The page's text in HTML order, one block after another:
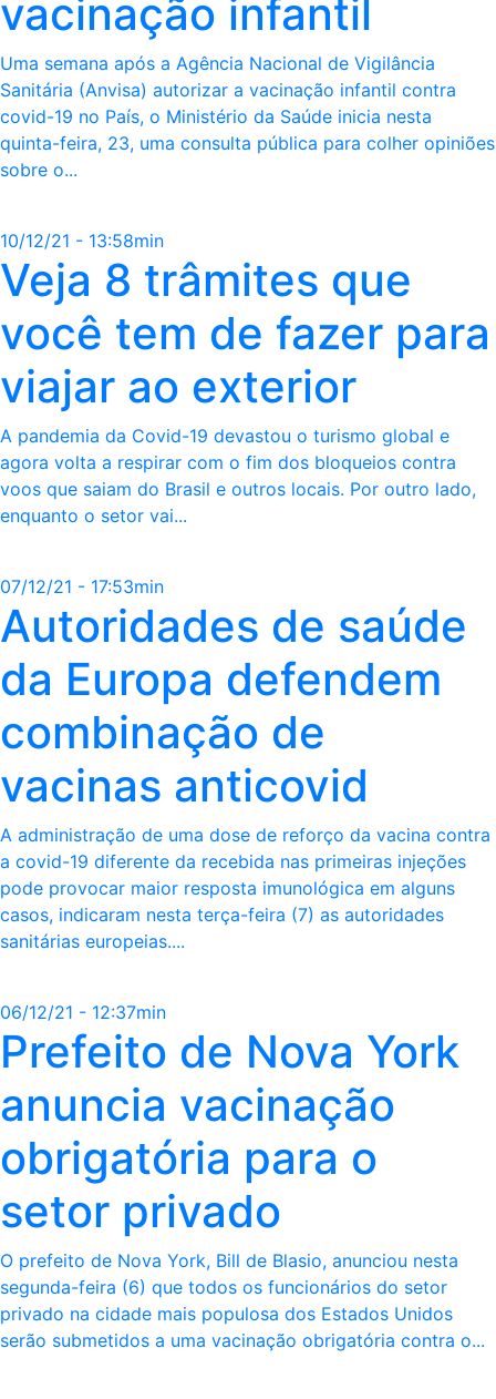
vacinação infantil
Uma semana após a Agência Nacional de Vigilância
Sanitária (Anvisa) autorizar a vacinação infantil contra
covid-19 no País, o Ministério da Saúde inicia nesta
quinta-feira, 23, uma consulta pública para colher opiniões
sobre o...
10/12/21 - 13:58min
Veja 8 trâmites que
você tem de fazer para
viajar ao exterior
A pandemia da Covid-19 devastou o turismo global e
agora volta a respirar com o fim dos bloqueios contra
voos que saiam do Brasil e outros locais. Por outro lado,
enquanto o setor vai...
07/12/21 - 17:53min
Autoridades de saúde
da Europa defendem
combinação de
vacinas anticovid
A administração de uma dose de reforço da vacina contra
a covid-19 diferente da recebida nas primeiras injeções
pode provocar maior resposta imunológica em alguns
casos, indicaram nesta terça-feira (7) as autoridades
sanitárias europeias....
06/12/21 - 12:37min
Prefeito de Nova York
anuncia vacinação
obrigatória para o
setor privado
O prefeito de Nova York, Bill de Blasio, anunciou nesta
segunda-feira (6) que todos os funcionários do setor
privado na cidade mais populosa dos Estados Unidos
serão submetidos a uma vacinação obrigatória contra o...